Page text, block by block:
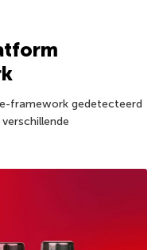
framework gedetecteerd